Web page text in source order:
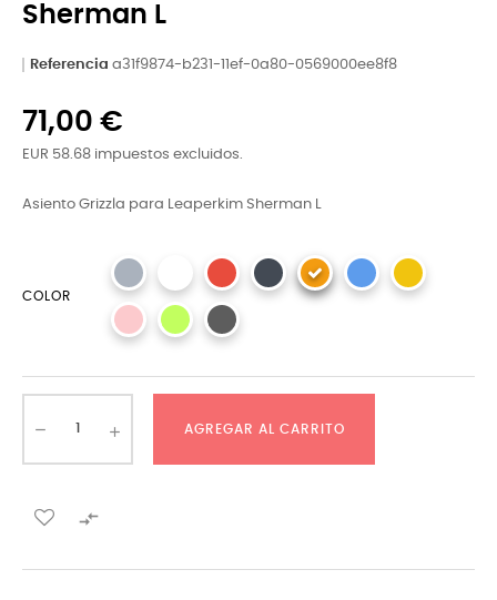
Sherman L
Referencia a31f9874-b231-11ef-0a80-0569000ee8f8
71,00 €
EUR 58.68 impuestos excluidos.
Asiento Grizzla para Leaperkim Sherman L
COLOR
AGREGAR AL CARRITO
